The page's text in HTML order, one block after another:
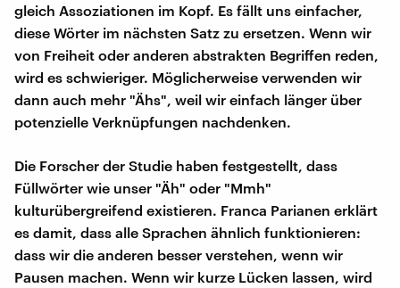
gleich Assoziationen im Kopf. Es fällt uns einfacher,
diese Wörter im nächsten Satz zu ersetzen. Wenn wir
von Freiheit oder anderen abstrakten Begriffen reden,
wird es schwieriger. Möglicherweise verwenden wir
dann auch mehr "Ähs", weil wir einfach länger über
potenzielle Verknüpfungen nachdenken.
Die Forscher der Studie haben festgestellt, dass
Füllwörter wie unser "Äh" oder "Mmh"
kulturübergreifend existieren. Franca Parianen erklärt
es damit, dass alle Sprachen ähnlich funktionieren:
dass wir die anderen besser verstehen, wenn wir
Pausen machen. Wenn wir kurze Lücken lassen, wird